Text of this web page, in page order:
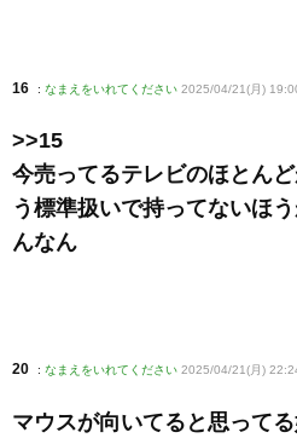
16 : なまえをいれてください 2025/04/21(月)
>>15
今売ってるテレビのほとん
う標準扱いで持ってないほ
んなん
20 : なまえをいれてください 2025/04/21(月)
マウスが向いてると思って